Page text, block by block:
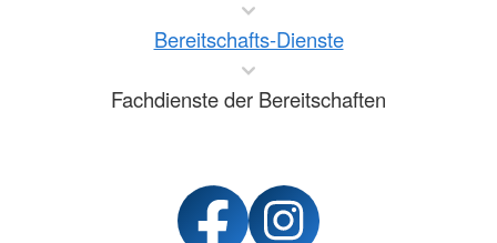
Bereitschafts-Dienste
Fachdienste der Bereitschaften